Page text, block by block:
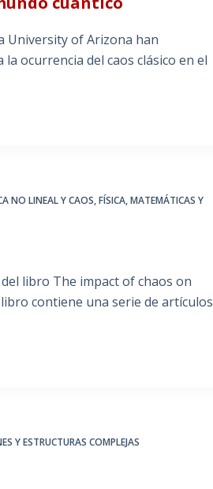
University of Arizona han
ocurrencia del caos clásico en el
NO LINEAL Y CAOS,FÍSICA, MATEMÁTICAS Y
libro The impact of chaos on
contiene una serie de artículos
Y ESTRUCTURAS COMPLEJAS